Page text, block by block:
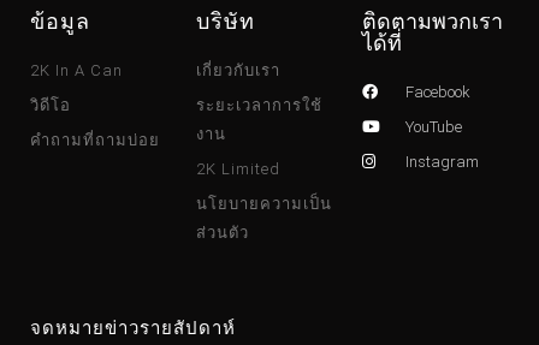
ข้อมูล
2K In A Can
วิดีโอ
คำถามที่ถามบ่อย
บริษัท
เกี่ยวกับเรา
ระยะเวลาการใช้
งาน
2K Limited
นโยบายความเป็น
ส่วนตัว
ติดตามพวกเรา
ได้ที่
Facebook
YouTube
Instagram
จดหมายข่าวรายสัปดาห์